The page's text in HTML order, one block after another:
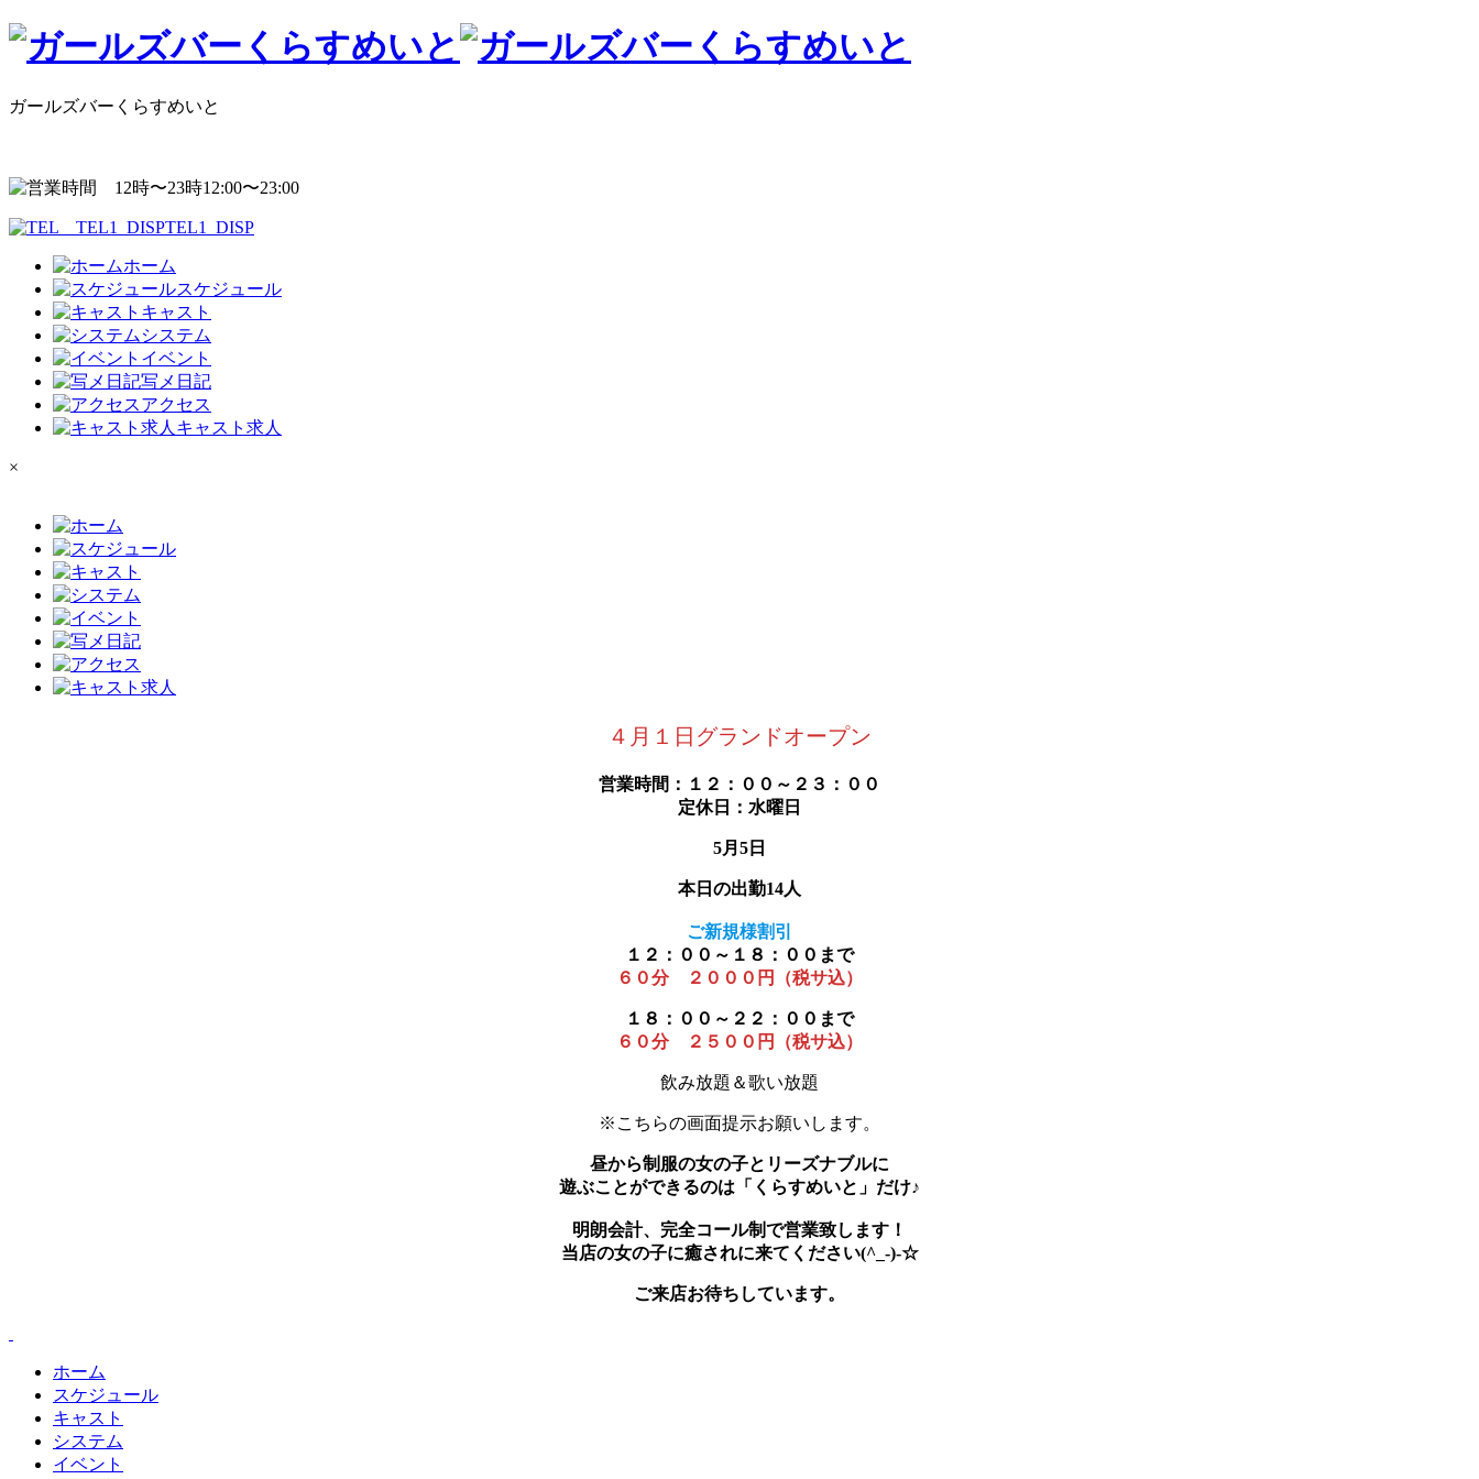
ガールズバーくらすめいと
12:00〜23:00
TEL1_DISP
ホーム
スケジュール
キャスト
システム
イベント
写メ日記
アクセス
キャスト求人
×
４月１日グランドオープン
営業時間：１２：００～２３：００
定休日：水曜日
5月5日
本日の出勤14人
ご新規様割引
１２：００～１８：００まで
６０分 ２０００円（税サ込）
１８：００～２２：００まで
６０分 ２５００円（税サ込）
飲み放題＆歌い放題
※こちらの画面提示お願いします。
昼から制服の女の子とリーズナブルに
遊ぶことができるのは「くらすめいと」だけ♪
明朗会計、完全コール制で営業致します！
当店の女の子に癒されに来てください(^_-)-☆
ご来店お待ちしています。
ホーム
スケジュール
キャスト
システム
イベント